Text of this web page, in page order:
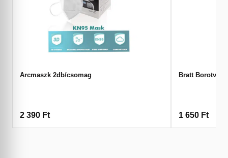
Arcmaszk 2db/csomag
2 390 Ft
Bratt
1 650 Ft